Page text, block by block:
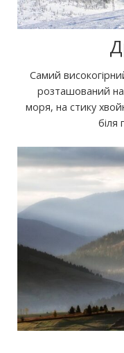
Самий
розташований на
моря, на стику
біля